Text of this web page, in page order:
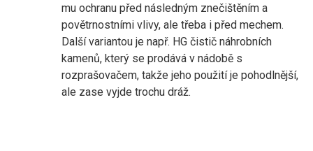
mu ochranu před následným znečištěním a
povětrnostními vlivy, ale třeba i před mechem.
Další variantou je např. HG čistič náhrobních
kamenů, který se prodává v nádobě s
rozprašovačem, takže jeho použití je pohodlnější,
ale zase vyjde trochu dráž.